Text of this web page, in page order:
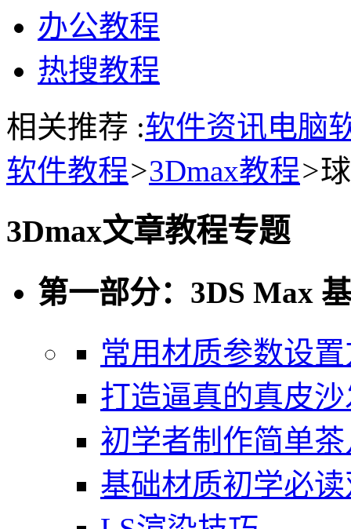
办公教程
热搜教程
相关推荐 :软件资讯电脑
软件教程>3Dmax教程>
3Dmax文章教程专题
第一部分：3DS Max
常用材质参数设
打造逼真的真皮
初学者制作简单
基础材质初学必